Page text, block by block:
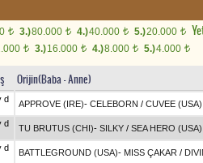
t 3.)80.000 t 4.)40.000 t 5.)20.000 t
t 3.)16.000 t 4.)8.000 t 5.)4.000 t
Orijin(Baba - Anne)
d
APPROVE (IRE)- CELEBORN / CUVEE (USA)
d
TU BRUTUS (CHI)- SILKY / SEA HERO (USA)
d
BATTLEGROUND (USA)- MISS ÇAKAR /